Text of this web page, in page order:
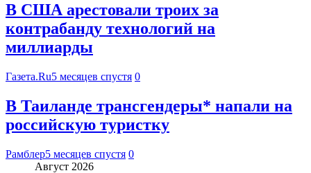
В США арестовали троих за
контрабанду технологий на
миллиарды
Газета.Ru5 месяцев спустя 0
В Таиланде трансгендеры* напали на
российскую туристку
Рамблер5 месяцев спустя 0
Август 2026